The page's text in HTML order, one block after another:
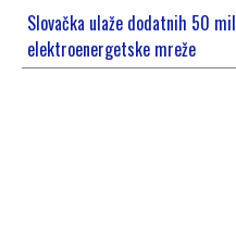
Slovačka ulaže dodatnih 50
elektroenergetske mreže